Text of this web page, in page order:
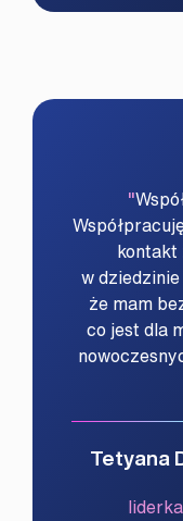
kontakt
w
że mam
co jest dla
Tetyana